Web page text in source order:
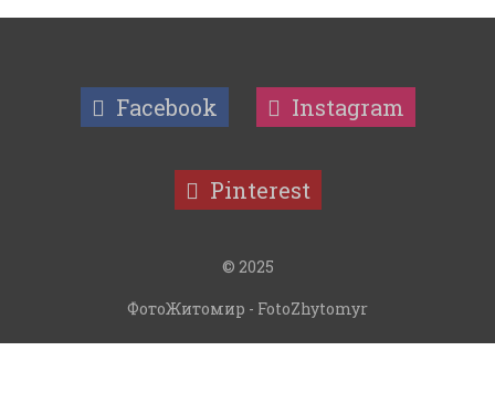
Facebook Instagram
Pinterest
© 2025
ФотоЖитомир - FotoZhytomyr